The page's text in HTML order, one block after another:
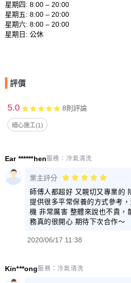
星期四: 8:00 – 20:00
星期五: 8:00 – 20:00
星期六: 8:00 – 20:00
評價
5.0 8則評論
細心施工(1)
Ear ******hen服務： 冷氣清洗
業主評分
師傅人都超好 又親切又專業的
提供很多平常保養的方式參考
機 非常厲害 整體來說也不貴，
務真的很開心 期待下次合作～
2020/06/17 11:38
Kin***ong服務： 冷氣清洗